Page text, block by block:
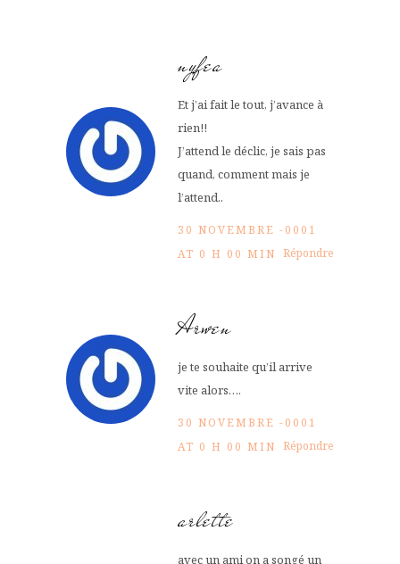
nyfea
Et j’ai fait le tout, j’avance à
rien!!
J’attend le déclic, je sais pas
quand, comment mais je
l’attend..
30 NOVEMBRE -0001
AT 0 H 00 MIN Répondre
Arwen
je te souhaite qu’il arrive
vite alors….
30 NOVEMBRE -0001
AT 0 H 00 MIN Répondre
arlette
avec un ami on a songé un